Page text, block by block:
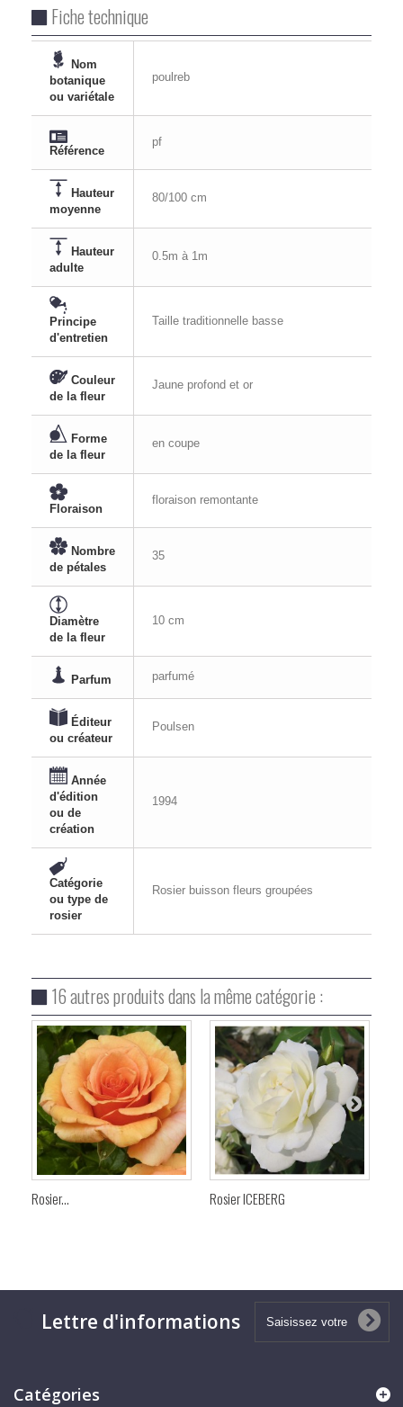
Fiche technique
Nom
botanique
ou variétale
poulreb
Référence
pf
Hauteur
moyenne
80/100 cm
Hauteur
adulte
0.5m à 1m
Principe
d'entretien
Taille traditionnelle basse
Couleur
de la fleur
Jaune profond et or
Forme
de la fleur
en coupe
Floraison
floraison remontante
Nombre
de pétales
35
Diamètre
de la fleur
10 cm
Parfum parfumé
Éditeur
ou créateur
Poulsen
Année
d'édition
ou de
création
1994
Catégorie
ou type de
rosier
Rosier buisson fleurs groupées
16 autres produits dans la même catégorie :
Rosier... Rosier ICEBERG
Lettre d'informations
Catégories